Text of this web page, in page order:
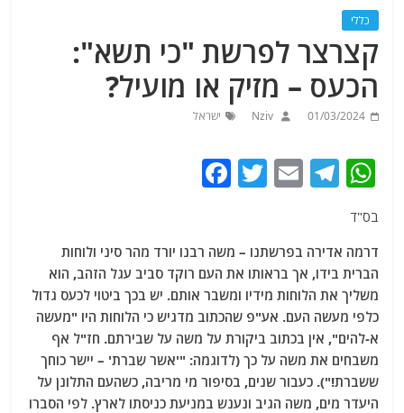
כללי
קצרצר לפרשת "כי תשא":
הכעס – מזיק או מועיל?
01/03/2024
Nziv ישראל
W
s
A
p
p
T
g
ra
m
E
l
T
er
e
b
o
o
k
בס"ד
דרמה אדירה בפרשתנו – משה רבנו יורד מהר סיני ולוחות
הברית בידו, אך בראותו את העם רוקד סביב עגל הזהב, הוא
משליך את הלוחות מידיו ומשבר אותם. יש בכך ביטוי לכעס גדול
כלפי מעשה העם. אע"פ שהכתוב מדגיש כי הלוחות היו "מעשה
א-להים", אין בכתוב ביקורת על משה על שבירתם. חז"ל אף
משבחים את משה על כך (לדוגמה: "'אשר שִברת' – יישר כוחך
ששברת!"). כעבור שנים, בסיפור מי מריבה, כשהעם התלונן על
היעדר מים, משה הגיב ונענש במניעת כניסתו לארץ. לפי הסברו